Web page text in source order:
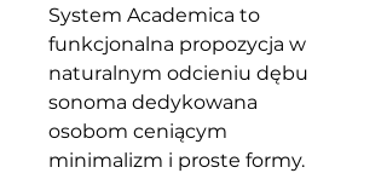
System Academica to
funkcjonalna propozycja w
naturalnym odcieniu dębu
sonoma dedykowana
osobom ceniącym
minimalizm i proste formy.